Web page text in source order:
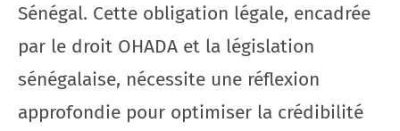
Sénégal. Cette obligation légale, encadrée
par le droit OHADA et la législation
sénégalaise, nécessite une réflexion
approfondie pour optimiser la crédibilité